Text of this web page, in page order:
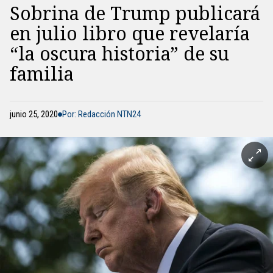
Sobrina de Trump publicará
en julio libro que revelaría
“la oscura historia” de su
familia
junio 25, 2020 Por: Redacción NTN24